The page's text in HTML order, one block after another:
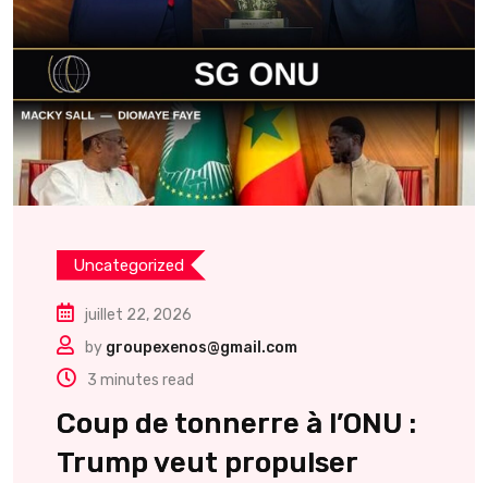
Uncategorized
juillet 22, 2026
by groupexenos@gmail.com
3 minutes read
Coup de tonnerre à l’ONU :
Trump veut propulser